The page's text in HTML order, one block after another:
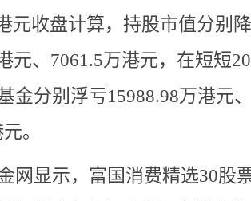
元收盘计算，持股市值分别
元、7061.5万港元，在短短
金分别浮亏15988.98万港元
。
显示，富国消费精选30股